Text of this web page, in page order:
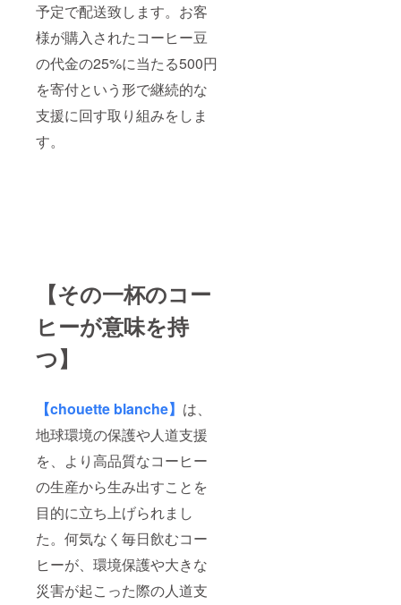
予定で配送致します。お客
様が購入されたコーヒー豆
の代金の25%に当たる500円
を寄付という形で継続的な
支援に回す取り組みをしま
す。
【その一杯のコー
ヒーが意味を持
つ】
【chouette blanche】 は、
地球環境の保護や人道支援
を、より高品質なコーヒー
の生産から生み出すことを
目的に立ち上げられまし
た。何気なく毎日飲むコー
ヒーが、環境保護や大きな
災害が起こった際の人道支